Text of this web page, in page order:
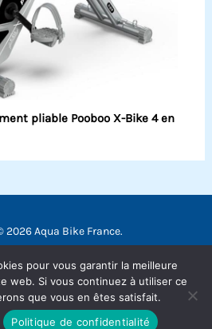
pliable Pooboo X-Bike 4 en
2026 Aqua Bike France.
Contact
légales
de confidentialité
pour vous garantir la meilleure
web. Si vous continuez à utiliser ce
que vous en êtes satisfait.
Politique de confidentialité